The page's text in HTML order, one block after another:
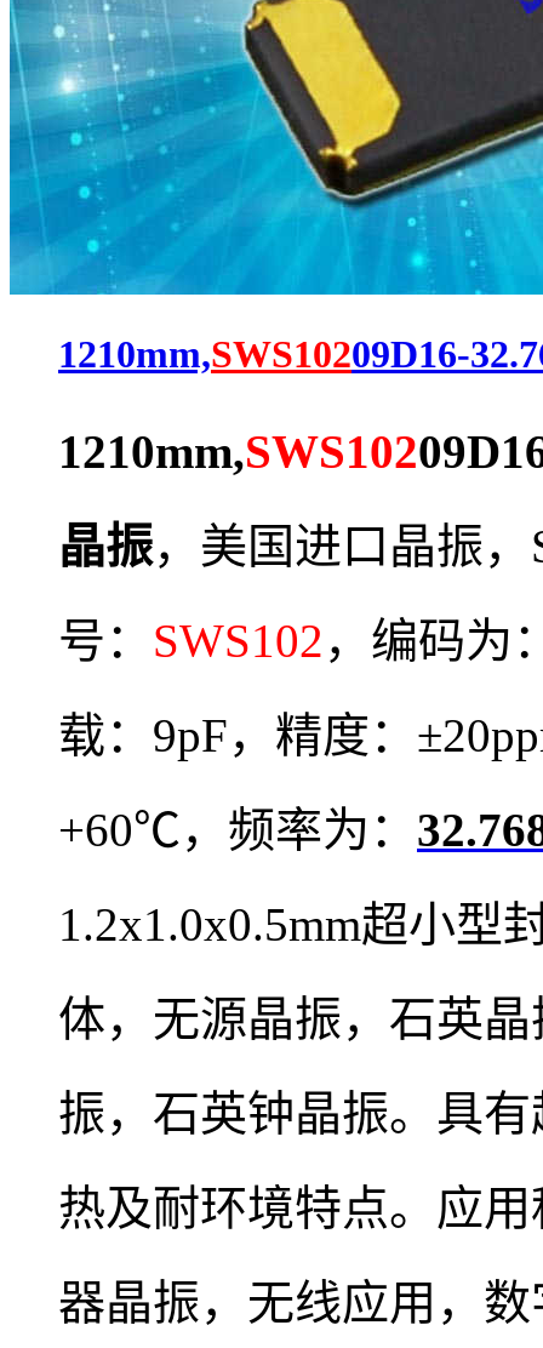
1210mm,SWS10209D16-
1210mm,SWS102
晶振， 美国进口晶振，
号： SWS102，编码为
载：9pF，精度：
+60℃，频率为：
1.2x1.0x0.5mm超小型
体， 无源晶振， 石英
振，石英钟晶振。 具有
热及耐环境特点。 应
器晶振，无线应用， 数